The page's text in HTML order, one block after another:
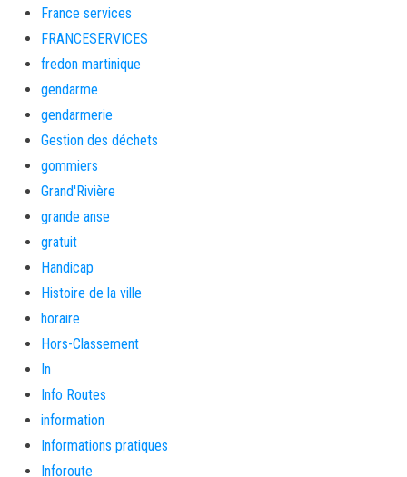
France services
FRANCESERVICES
fredon martinique
gendarme
gendarmerie
Gestion des déchets
gommiers
Grand'Rivière
grande anse
gratuit
Handicap
Histoire de la ville
horaire
Hors-Classement
In
Info Routes
information
Informations pratiques
Inforoute